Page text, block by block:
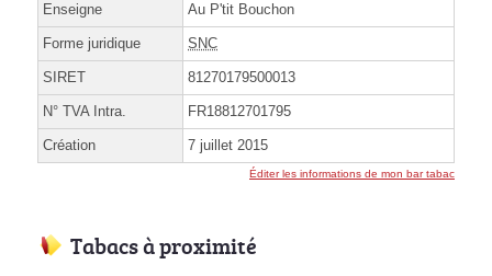
Enseigne Au P'tit Bouchon
Forme juridique SNC
SIRET 81270179500013
N° TVA Intra. FR18812701795
Création 7 juillet 2015
Éditer les informations de mon bar tabac
Tabacs à proximité